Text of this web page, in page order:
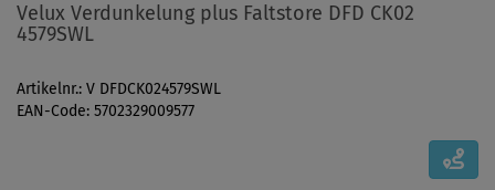
Velux Verdunkelung plus Faltstore DFD CK02
4579SWL
Artikelnr.: V DFDCK024579SWL
EAN-Code: 5702329009577